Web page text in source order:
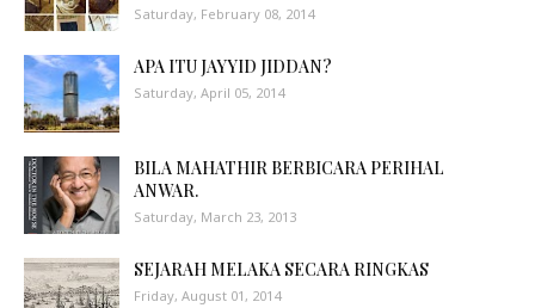
Saturday, February 08, 2014
APA ITU JAYYID JIDDAN?
Saturday, April 05, 2014
BILA MAHATHIR BERBICARA PERIHAL
ANWAR.
Saturday, March 23, 2013
SEJARAH MELAKA SECARA RINGKAS
Friday, August 01, 2014